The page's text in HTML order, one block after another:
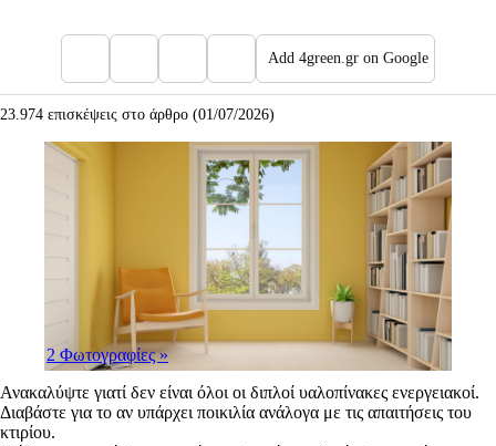
Add 4green.gr on Google
23.974 επισκέψεις στο άρθρο (01/07/2026)
2 Φωτογραφίες»
Ανακαλύψτε γιατί δεν είναι όλοι οι διπλοί υαλοπίνακες ενεργειακοί.
Διαβάστε για το αν υπάρχει ποικιλία ανάλογα με τις απαιτήσεις του
κτιρίου.